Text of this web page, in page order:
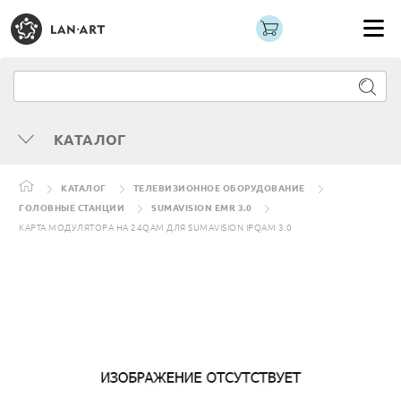
КАТАЛОГ
КАТАЛОГ
ТЕЛЕВИЗИОННОЕ ОБОРУДОВАНИЕ
ГОЛОВНЫЕ СТАНЦИИ
SUMAVISION EMR 3.0
КАРТА МОДУЛЯТОРА НА 24QAM ДЛЯ SUMAVISION IPQAM 3.0